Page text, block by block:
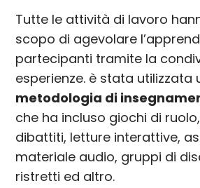
Tutte le attività di lavoro
scopo di agevolare
partecipanti tramite la
esperienze. è stata utilizzata
metodologia di
che ha incluso giochi di
dibattiti, letture interattive,
materiale audio, gruppi di
ristretti ed altro.